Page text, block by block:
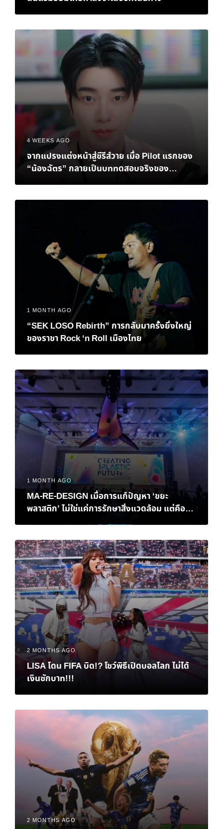
4 WEEKS AGO
จากแปรงแต่งหน้าสู่ซีรีส์วาย เมื่อ Pilot แรกของ
“น้องฉัตร” กลายเป็นบททดสอบจริงของ
1 MONTH AGO
“SEK LOSO Rebirth” การกลับมาครั้งยิ่งใหญ่
ของราชา Rock ‘n Roll เมืองไทย
1 MONTH AGO
MA-RE-DESIGN เมื่อการแก้ปัญหา ‘ขยะ
พลาสติก’ ไม่ใช่แค่การรักษาสิ่งแวดล้อม แต่คือ
‘ทางรอด’ ทางเศรษฐกิจของไทย
2 MONTHS AGO
LISA โดน FIFA บิด!? โชว์พิธีเปิดบอลโลก ไม่ได้
เงินซักบาท!!!
2 MONTHS AGO